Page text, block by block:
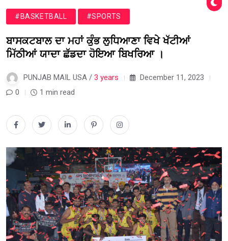
#BASKETBALL #SPORTS
ਬਾਸਕਟਬਾਲ ਦਾ ਮਹਾਂ ਕੁੰਭ ਲੁਧਿਆਣਾ ਵਿਖੇ ਖੱਟੀਆਂ
ਮਿੱਠੀਆਂ ਯਾਦਾ ਛੱਡਦਾ ਹੋਇਆ ਬਿਖਰਿਆ ।
PUNJAB MAIL USA / 3 years
December 11, 2023
0
1 min read